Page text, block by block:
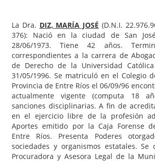
La Dra. DIZ, MARÍA JOSÉ (D.N.I.
376): Nació en la ciudad de San
28/06/1973. Tiene 42 años.
correspondientes a la carrera de
de Derecho de la Universidad
31/05/1996. Se matriculó en el Colegio
Provincia de Entre Ríos el 06/09/96
actualmente vigente (computa 18
sanciones disciplinarias. A fin de
en el ejercicio libre de la profesión
Aportes emitido por la Caja Forense
Entre Ríos. Presenta Poderes
sociedades y organismos estatales. Se
Procuradora y Asesora Legal de la